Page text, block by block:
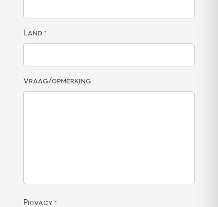
Land *
Vraag/opmerking
Privacy *